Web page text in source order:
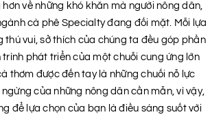
về những khó khăn mà người nông dân,
cà phê Specialty đang đối mặt. Mỗi lựa
thú vui, sở thích của chúng ta đều góp phần
phát triển của một chuỗi cung ứng lớn
thơm được đến tay là những chuối nỗ lực
của những nông dân cần mẫn, vì vậy,
để lựa chọn của bạn là điều sáng suốt với